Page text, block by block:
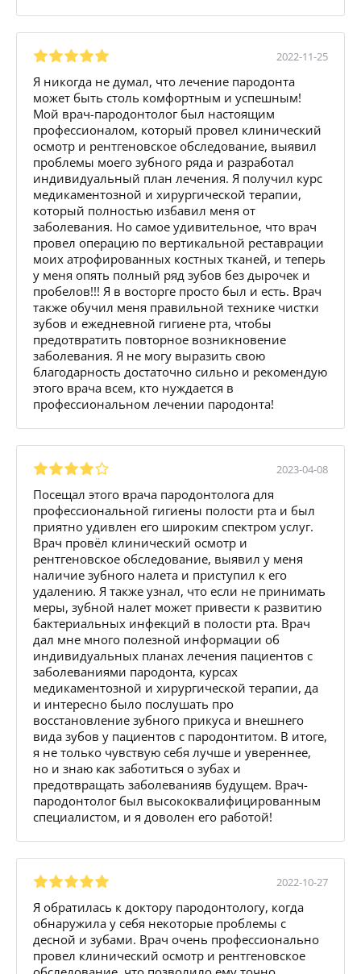
2022-11-25
Я никогда не думал, что лечение пародонта
может быть столь комфортным и успешным!
Мой врач-пародонтолог был настоящим
профессионалом, который провел клинический
осмотр и рентгеновское обследование, выявил
проблемы моего зубного ряда и разработал
индивидуальный план лечения. Я получил курс
медикаментозной и хирургической терапии,
который полностью избавил меня от
заболевания. Но самое удивительное, что врач
провел операцию по вертикальной реставрации
моих атрофированных костных тканей, и теперь
у меня опять полный ряд зубов без дырочек и
пробелов!!! Я в восторге просто был и есть. Врач
также обучил меня правильной технике чистки
зубов и ежедневной гигиене рта, чтобы
предотвратить повторное возникновение
заболевания. Я не могу выразить свою
благодарность достаточно сильно и рекомендую
этого врача всем, кто нуждается в
профессиональном лечении пародонта!
2023-04-08
Посещал этого врача пародонтолога для
профессиональной гигиены полости рта и был
приятно удивлен его широким спектром услуг.
Врач провёл клинический осмотр и
рентгеновское обследование, выявил у меня
наличие зубного налета и приступил к его
удалению. Я также узнал, что если не принимать
меры, зубной налет может привести к развитию
бактериальных инфекций в полости рта. Врач
дал мне много полезной информации об
индивидуальных планах лечения пациентов с
заболеваниями пародонта, курсах
медикаментозной и хирургической терапии, да
и интересно было послушать про
восстановление зубного прикуса и внешнего
вида зубов у пациентов с пародонтитом. В итоге,
я не только чувствую себя лучше и увереннее,
но и знаю как заботиться о зубах и
предотвращать заболеванияв будущем. Врач-
пародонтолог был высококвалифицированным
специалистом, и я доволен его работой!
2022-10-27
Я обратилась к доктору пародонтологу, когда
обнаружила у себя некоторые проблемы с
десной и зубами. Врач очень профессионально
провел клинический осмотр и рентгеновское